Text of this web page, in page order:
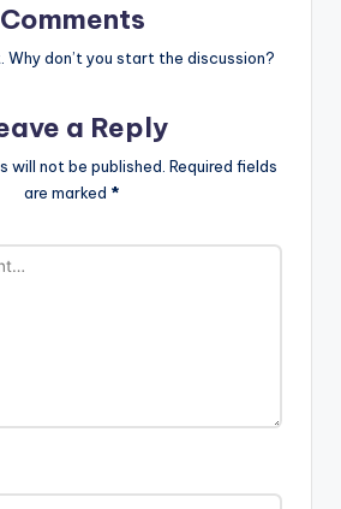
Comments
Why don’t you start the discussion?
a Reply
will not be published. Required fields
are marked *